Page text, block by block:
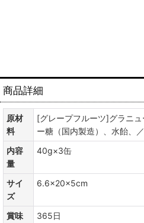
商品詳細
原材
料
[グレープフルーツ]グラニ
ー糖（国内製造）、水飴、
内容
量
40g×3缶
サイ
ズ
6.6×20×5cm
賞味
365日